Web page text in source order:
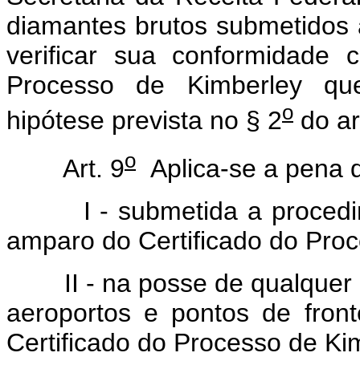
diamantes brutos
verificar sua conformidade
Processo de Kimberley
hipótese prevista no § 2o do
Art. 9o Aplica-se a pena
I - submetida a
amparo do Certificado do
II - na posse de qualquer
aeroportos e pontos de
Certificado do Processo de